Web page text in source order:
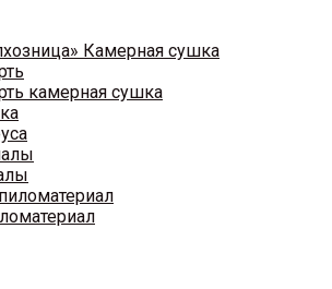
Камерная сушка
камерная сушка